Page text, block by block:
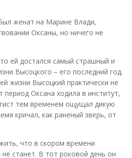
женат на Марине Влади,
Оксаны, но ничего не
ей достался самый страшный и
Высоцкого – его последний год.
жизни Высоцкий практически не
Оксана ходила в институт,
тем временем ощущал дикую
кричал, как раненый зверь, от
что в скором времени
станет. В тот роковой день он